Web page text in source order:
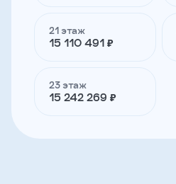
21 этаж
15 110 491 ₽
23 этаж
15 242 269 ₽
условиями
политики